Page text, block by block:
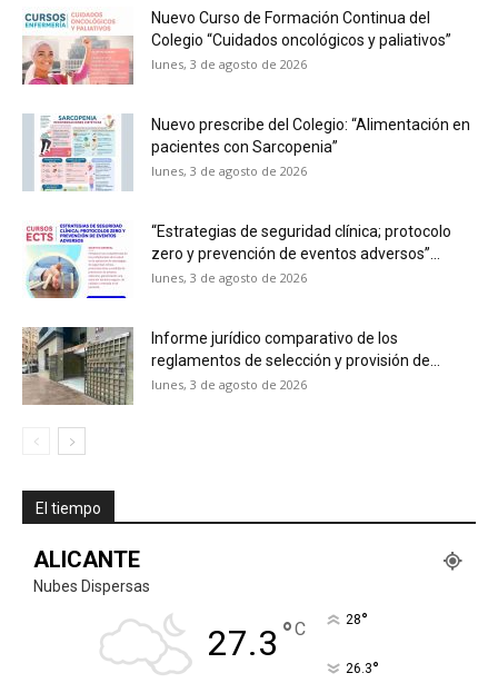
Nuevo Curso de Formación Continua del
Colegio “Cuidados oncológicos y paliativos”
lunes, 3 de agosto de 2026
Nuevo prescribe del Colegio: “Alimentación en
pacientes con Sarcopenia”
lunes, 3 de agosto de 2026
“Estrategias de seguridad clínica; protocolo
zero y prevención de eventos adversos”...
lunes, 3 de agosto de 2026
Informe jurídico comparativo de los
reglamentos de selección y provisión de...
lunes, 3 de agosto de 2026
El tiempo
ALICANTE
Nubes Dispersas
27.3 °C 28°
26.3°